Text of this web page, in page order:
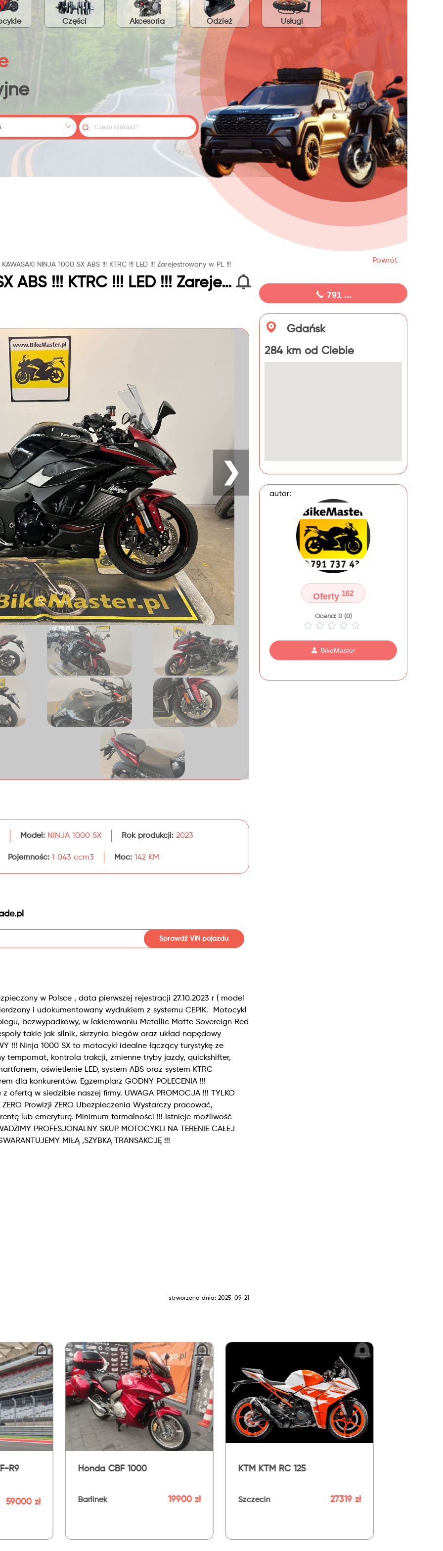
Części Akcesoria Odzież Usługi
KAWASAKI NINJA 1000 SX ABS !!! KTRC !!! LED !!! Zarejestrowany w PL !!! Powrót
KAWASAKI NINJA 1000 SX ABS !!! KTRC !!! LED !!! Zarejestrowany w PL !!!
❯
Model: NINJA 1000 SX Rok produkcji: 2023
Pojemność: 1 043 ccm3 Moc: 142 KM
Sprawdź VIN pojazdu
w Polsce , data pierwszej rejestracji 27.10.2023 r ( model
i udokumentowany wydrukiem z systemu CEPIK. Motocykl
bezwypadkowy, w lakierowaniu Metallic Matte Sovereign Red
takie jak silnik, skrzynia biegów oraz układ napędowy
!!! Ninja 1000 SX to motocykl idealne łączący turystykę ze
tempomat, kontrola trakcji, zmienne tryby jazdy, quickshifter,
oświetlenie LED, system ABS oraz system KTRC
dla konkurentów. Egzemplarz GODNY POLECENIA !!!
w siedzibie naszej firmy. UWAGA PROMOCJA !!! TYLKO
ZERO Prowizji ZERO Ubezpieczenia Wystarczy pracować,
lub emeryturę. Minimum formalności !!! Istnieje możliwość
PROFESJONALNY SKUP MOTOCYKLI NA TERENIE CAŁEJ
MIŁĄ ,SZYBKĄ TRANSAKCJĘ !!!
strworzona dnia: 2025-09-21
791 ...
Gdańsk
284 km od Ciebie
autor:
Oferty 162
Ocena: 0 (0)
BikeMaster
zł
KTM KTM RC 125
Szczecin 27319 zł
Kawasaki Kawasaki Ninja 500
Szczecin 33000 zł